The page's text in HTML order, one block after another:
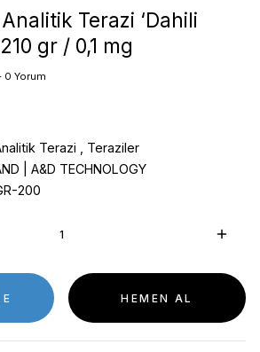
Terazi ‘Dahili
gr / 0,1 mg
0 Yorum
Terazi
Teraziler
| A&D TECHNOLOGY
200
HEMEN AL